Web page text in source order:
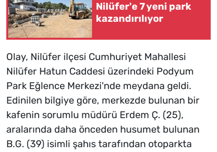
Nilüfer'e 7 yeni park
kazandırılıyor
Olay, Nilüfer ilçesi Cumhuriyet Mahallesi
Nilüfer Hatun Caddesi üzerindeki Podyum
Park Eğlence Merkezi'nde meydana geldi.
Edinilen bilgiye göre, merkezde bulunan bir
kafenin sorumlu müdürü Erdem Ç. (25),
aralarında daha önceden husumet bulunan
B.G. (39) isimli şahıs tarafından otoparkta